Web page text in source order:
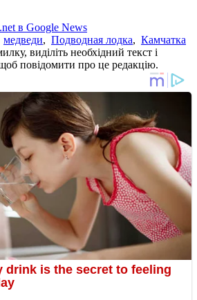
в Google News
медведи, Подводная лодка, Камчатка
виділіть необхідний текст і
повідомити про це редакцію.